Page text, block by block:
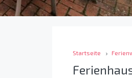
Startseite